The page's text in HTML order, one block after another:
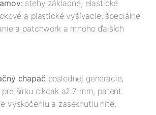
stehy základné, elastické
a plastické vyšívacie, špeciálne
a patchwork a mnoho ďalších
chapač poslednej generácie,
šírku cikcak až 7 mm, patent
vyskočeniu a zaseknutiu nite.